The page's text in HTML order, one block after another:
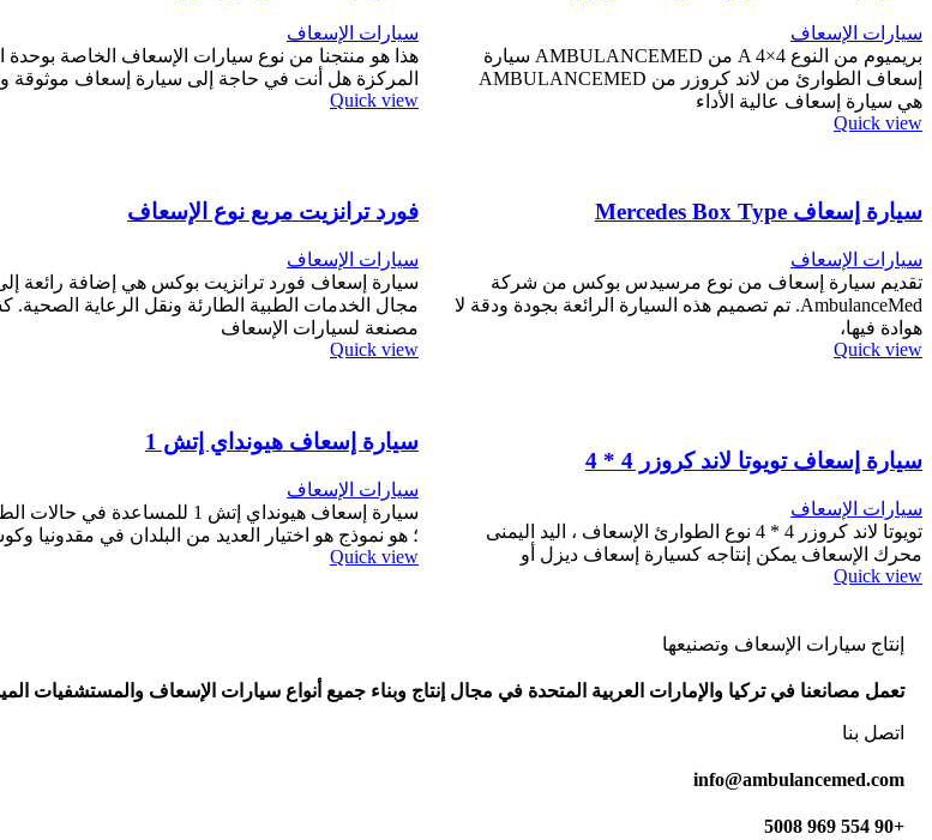
سيارات الإسعاف
بريميوم من النوع A 4×4 من AMBULANCEMED سيارة
إسعاف الطوارئ من لاند كروزر من AMBULANCEMED
هي سيارة إسعاف عالية الأداء
Quick view
سيارات الإسعاف
هذا هو منتجنا من نوع سيارات الإسعاف الخاصة بوحدة
المركزة هل أنت في حاجة إلى سيارة إسعاف موثوقة
Quick view
سيارة إسعاف Mercedes Box Type
سيارات الإسعاف
تقديم سيارة إسعاف من نوع مرسيدس بوكس من شركة
AmbulanceMed. تم تصميم هذه السيارة الرائعة بجودة ودقة لا
هوادة فيها،
Quick view
فورد ترانزيت مربع نوع الإسعاف
سيارات الإسعاف
سيارة إسعاف فورد ترانزيت بوكس هي إضافة رائعة
مجال الخدمات الطبية الطارئة ونقل الرعاية الصحية.
مصنعة لسيارات الإسعاف
Quick view
سيارة إسعاف تويوتا لاند كروزر 4 * 4
سيارات الإسعاف
تويوتا لاند كروزر 4 * 4 نوع الطوارئ الإسعاف ، اليد اليمنى
محرك الإسعاف يمكن إنتاجه كسيارة إسعاف ديزل أو
Quick view
سيارة إسعاف هيونداي إتش 1
سيارات الإسعاف
سيارة إسعاف هيونداي إتش 1 للمساعدة في
؛ هو نموذج هو اختيار العديد من البلدان في مقدونيا
Quick view
إنتاج سيارات الإسعاف وتصنيعها
تعمل مصانعنا في تركيا والإمارات العربية المتحدة في مجال إنتاج وبناء جميع أنواع سيارات الإسعاف والمستشفيات
اتصل بنا
info@ambulancemed.com
+90 554 969 5008